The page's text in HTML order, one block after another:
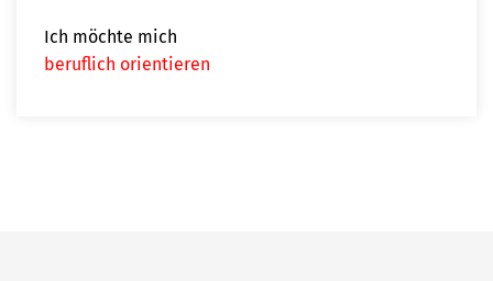
Ich möchte mich
beruflich orientieren